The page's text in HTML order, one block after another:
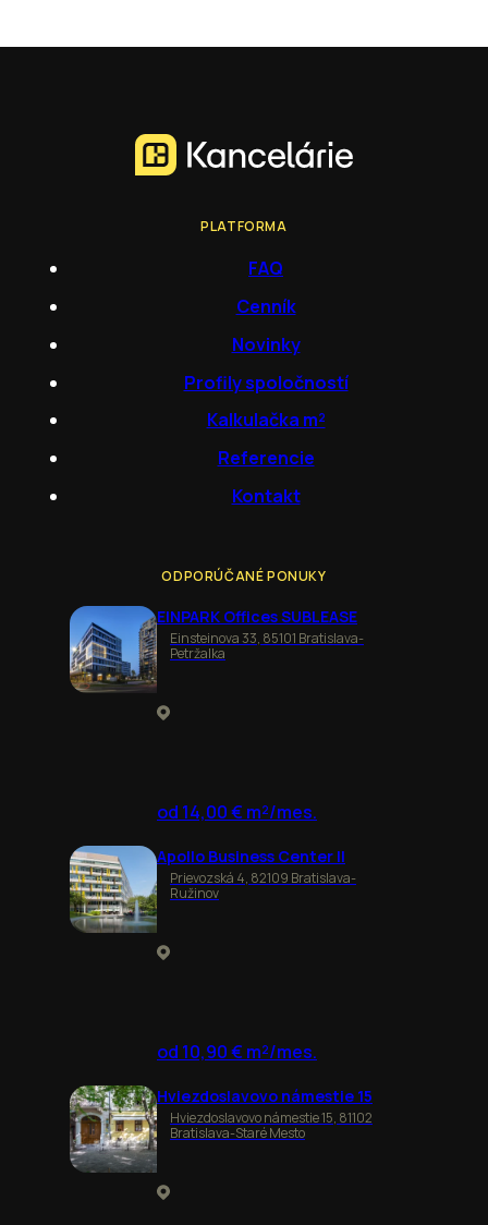
PLATFORMA
FAQ
Cenník
Novinky
Profily spoločností
Kalkulačka m²
Referencie
Kontakt
ODPORÚČANÉ PONUKY
EINPARK Offices SUBLEASE
Einsteinova 33, 85101 Bratislava-
Petržalka
od 14,00 € m²/mes.
Apollo Business Center II
Prievozská 4, 82109 Bratislava-
Ružinov
od 10,90 € m²/mes.
Hviezdoslavovo námestie 15
Hviezdoslavovo námestie 15, 81102
Bratislava-Staré Mesto